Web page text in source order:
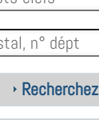
Recherchez